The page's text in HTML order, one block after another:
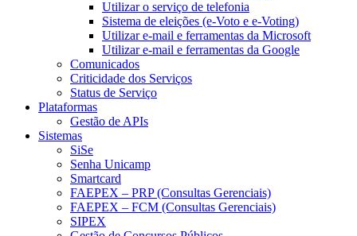
Utilizar o serviço de telefonia
Sistema de eleições (e-Voto e e-Voting)
Utilizar e-mail e ferramentas da Microsoft
Utilizar e-mail e ferramentas da Google
Comunicados
Criticidade dos Serviços
Status de Serviço
Plataformas
Gestão de APIs
Sistemas
SiSe
Senha Unicamp
Smartcard
FAEPEX – PRP (Consultas Gerenciais)
FAEPEX – FCM (Consultas Gerenciais)
SIPEX